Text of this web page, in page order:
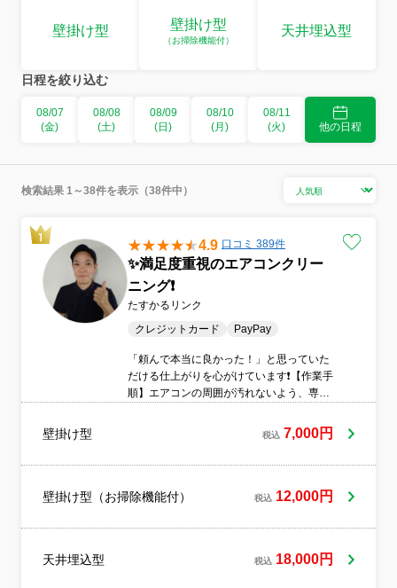
壁掛け型 壁掛け型
（お掃除機能付）
天井埋込型
日程を絞り込む
08/07
(金)
08/08
(土)
08/09
(日)
08/10
(月)
08/11
(火)
他の日程
検索結果 1～38件を表示（38件中）
4.9 口コミ 389件
✨満足度重視のエアコンクリー
ニング❗️
たすかるリンク
クレジットカード
PayPay
「頼んで本当に良かった！」と思っていた
だける仕上がりを心がけています❗️【作業手
順】エアコンの周囲が汚れないよう、専用
ー、フィルターなどを丁寧に取り外して洗
浄 アルカリ洗浄剤で内部の汚れを浮き上が
常に動くか試運転 エアコン周辺および部品
清算当店では、お客様との対話を何よりも
コツや、ご家庭でできる日常のお手入れ方
壁掛け型 税込 7,000円
壁掛け型（お掃除機能付） 税込 12,000円
天井埋込型 税込 18,000円